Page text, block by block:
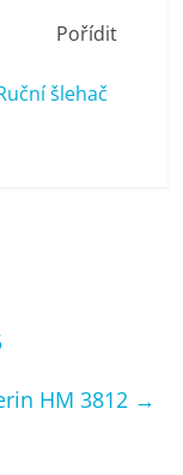
Pořídit
šlehač
HM 3812 →